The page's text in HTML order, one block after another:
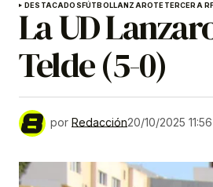
DESTACADOSFÚTBOLLANZAROTETERCERA
La UD
Telde (5-0)
por Redacción20/10/2025 11:56